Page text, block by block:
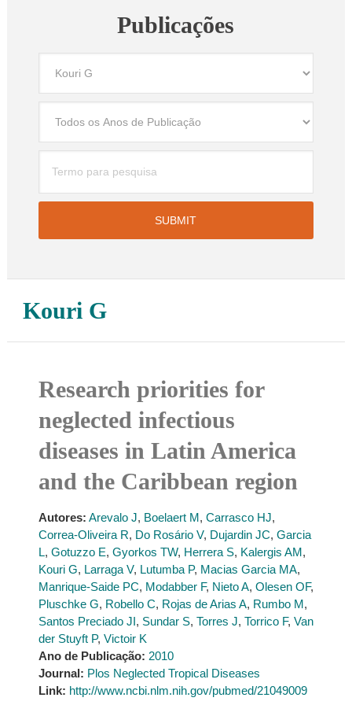
Publicações
Kouri G
Research priorities for
neglected infectious
diseases in Latin America
and the Caribbean region
Autores: Arevalo J, Boelaert M, Carrasco HJ,
Correa-Oliveira R, Do Rosário V, Dujardin JC, Garcia
L, Gotuzzo E, Gyorkos TW, Herrera S, Kalergis AM,
Kouri G, Larraga V, Lutumba P, Macias Garcia MA,
Manrique-Saide PC, Modabber F, Nieto A, Olesen OF,
Pluschke G, Robello C, Rojas de Arias A, Rumbo M,
Santos Preciado JI, Sundar S, Torres J, Torrico F, Van
der Stuyft P, Victoir K
Ano de Publicação: 2010
Journal: Plos Neglected Tropical Diseases
Link: http://www.ncbi.nlm.nih.gov/pubmed/21049009